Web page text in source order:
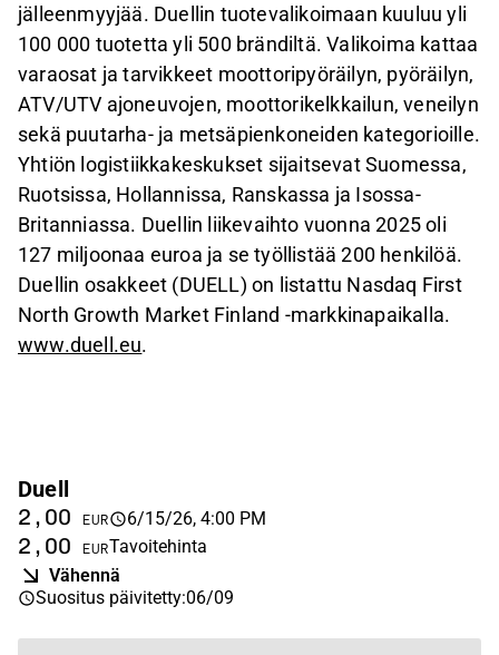
jälleenmyyjää. Duellin tuotevalikoimaan kuuluu yli
100 000 tuotetta yli 500 brändiltä. Valikoima kattaa
varaosat ja tarvikkeet moottoripyöräilyn, pyöräilyn,
ATV/UTV ajoneuvojen, moottorikelkkailun, veneilyn
sekä puutarha- ja metsäpienkoneiden kategorioille.
Yhtiön logistiikkakeskukset sijaitsevat Suomessa,
Ruotsissa, Hollannissa, Ranskassa ja Isossa-
Britanniassa. Duellin liikevaihto vuonna 2025 oli
127 miljoonaa euroa ja se työllistää 200 henkilöä.
Duellin osakkeet (DUELL) on listattu Nasdaq First
North Growth Market Finland -markkinapaikalla.
www.duell.eu.
Duell
2,00 EUR 6/15/26, 4:00 PM
2,00 EURTavoitehinta
Vähennä
Suositus päivitetty:06/09